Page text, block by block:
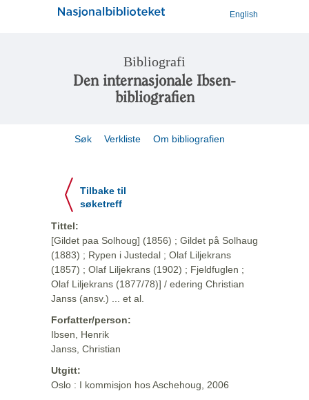
English
Bibliografi
Den internasjonale Ibsen-
bibliografien
Søk Verkliste Om bibliografien
Tilbake til
søketreff
Tittel:
[Gildet paa Solhoug] (1856) ; Gildet på Solhaug
(1883) ; Rypen i Justedal ; Olaf Liljekrans
(1857) ; Olaf Liljekrans (1902) ; Fjeldfuglen ;
Olaf Liljekrans (1877/78)] / edering Christian
Janss (ansv.) ... et al.
Forfatter/person:
Ibsen, Henrik
Janss, Christian
Utgitt:
Oslo : I kommisjon hos Aschehoug, 2006